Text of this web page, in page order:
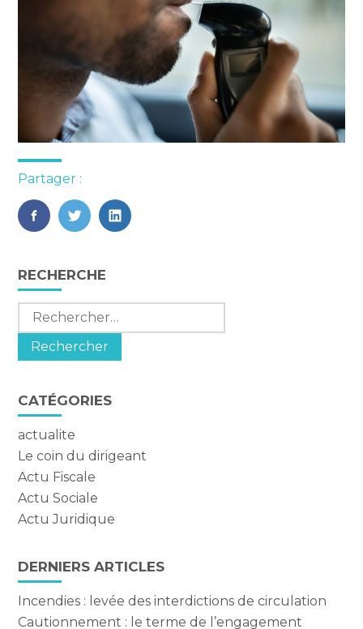
Partager :
FaceBook
TwitterLinkedIn
Blog
sidebar
RECHERCHE
Rechercher :
CATÉGORIES
actualite
Le coin du dirigeant
Actu Fiscale
Actu Sociale
Actu Juridique
DERNIERS ARTICLES
Incendies : levée des interdictions de circulation
Cautionnement : le terme de l’engagement